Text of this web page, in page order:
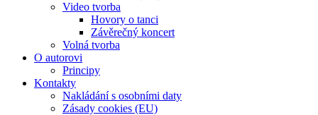
Video tvorba
Hovory o tanci
Závěrečný koncert
Volná tvorba
O autorovi
Principy
Kontakty
Nakládání s osobními daty
Zásady cookies (EU)